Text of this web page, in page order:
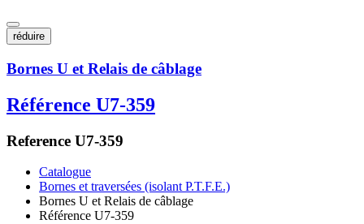
réduire
Bornes U et Relais de câblage
Référence U7-359
Reference U7-359
Catalogue
Bornes et traversées (isolant P.T.F.E.)
Bornes U et Relais de câblage
Référence U7-359